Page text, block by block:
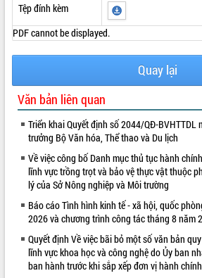
VIDEO
Không có file video nào để phát.
ALBUM ẢNH
Tệp đính kèm
PDF cannot be displayed.
Quay lại
Văn bản liên quan
Triển khai Quyết định số 2044/QĐ-
trưởng Bộ Văn hóa, Thể thao và Du lịch
Về việc công bố Danh mục thủ tục hành
lĩnh vực trồng trọt và bảo vệ thực vật thuộc
lý của Sở Nông nghiệp và Môi trường
Báo cáo Tình hình kinh tế - xã hội, quốc
2026 và chương trình công tác tháng 8 năm
Quyết định Về việc bãi bỏ một số văn bản
lĩnh vực khoa học và công nghệ do Ủy ban
ban hành trước khi sắp xếp đơn vị hành